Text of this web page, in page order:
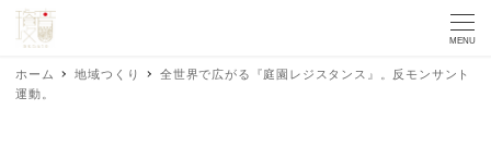
MENU
ホーム 地域つくり
全世界で広がる『庭園レジスタンス』。反モンサント
運動。